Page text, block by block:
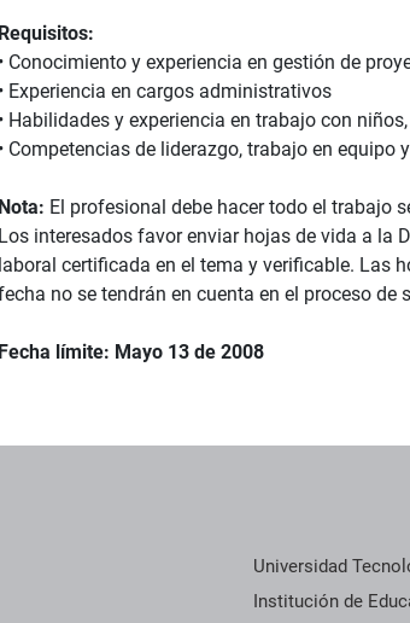
Requisitos:
• Conocimiento y experiencia en gestión de
• Experiencia en cargos administrativos
• Habilidades y experiencia en trabajo con
• Competencias de liderazgo, trabajo en equipo
Nota: El profesional debe hacer todo el trabajo
Los interesados favor enviar hojas de vida a la
laboral certificada en el tema y verificable. Las
no se tendrán en cuenta en el proceso de
Fecha límite: Mayo 13 de 2008
Universidad
Institución de